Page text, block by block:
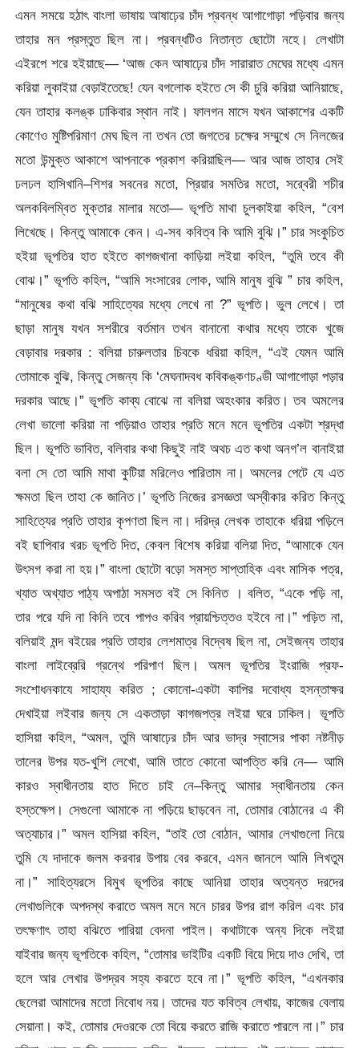
এমন সময়ে হঠাৎ বাংলা ভাষায় আষাঢ়ের চাঁদ প্রবন্ধ আগাগোড়া পড়িবার জন্য
তাহার মন প্রস্তুত ছিল না। প্রবন্ধটিও নিতান্ত ছোটো নহে। লেখাটা
এইরপে শরে হইয়াছে— ‘আজ কেন আষাঢ়ের চাঁদ সারারাত মেঘের মধ্যে এমন
করিয়া লুকাইয়া বেড়াইতেছে! যেন বগলোক হইতে সে কী চুরি করিয়া আনিয়াছে,
যেন তাহার কলঙ্ক ঢাকিবার স্থান নাই। ফালগন মাসে যখন আকাশের একটি
কোণেও মুষ্টিপরিমাণ মেঘ ছিল না তখন তো জগতের চক্ষের সম্মুখে সে নিলজের
মতো উন্মুক্ত আকাশে আপনাকে প্রকাশ করিয়াছিল— আর আজ তাহার সেই
ঢলঢল হাসিখানি–শিশর সবনের মতো, প্রিয়ার সমতির মতো, সরে্বরী শচীর
অলকবিলম্বিত মুক্তার মালার মতো— ভূপতি মাথা চুলকাইয়া কহিল, “বেশ
লিখেছে। কিন্তু আমাকে কেন। এ-সব কবিত্ব কি আমি বুঝি।” চার সংকুচিত
হইয়া ভূপতির হাত হইতে কাগজখানা কাড়িয়া লইয়া কহিল, “তুমি তবে কী
বোঝ।” ভূপতি কহিল, “আমি সংসারের লোক, আমি মানুষ বুঝি ” চার কহিল,
“মানুষের কথা বঝি সাহিত্যের মধ্যে লেখে না ?” ভূপতি। ভুল লেখে। তা
ছাড়া মানুষ যখন সশরীরে বর্তমান তখন বানানো কথার মধ্যে তাকে খুজে
বেড়াবার দরকার : বলিয়া চারুলতার চিবকে ধরিয়া কহিল, “এই যেমন আমি
তোমাকে বুঝি, কিন্তু সেজন্য কি ‘মেঘনাদবধ কবিকঙ্কণচণ্ডী আগাগোড়া পড়ার
দরকার আছে।” ভূপতি কাব্য বোঝে না বলিয়া অহংকার করিত। তব অমলের
লেখা ভালো করিয়া না পড়িয়াও তাহার প্রতি মনে মনে ভূপতির একটা শ্রদ্ধা
ছিল। ভূপতি ভাবিত, বলিবার কথা কিছুই নাই অথচ এত কথা অনগ’ল বানাইয়া
বলা সে তো আমি মাথা কুটিয়া মরিলেও পারিতাম না। অমলের পেটে যে এত
ক্ষমতা ছিল তাহা কে জানিত।’ ভূপতি নিজের রসজ্ঞতা অস্বীকার করিত কিন্তু
সাহিত্যের প্রতি তাহার কৃপণতা ছিল না। দরিদ্র লেখক তাহাকে ধরিয়া পড়িলে
বই ছাপিবার খরচ ভূপতি দিত, কেবল বিশেষ করিয়া বলিয়া দিত, “আমাকে যেন
উৎসগ করা না হয়।” বাংলা ছোটো বড়ো সমস্ত সাপ্তাহিক এবং মাসিক পত্র,
খ্যাত অখ্যাত পাঠ্য অপাঠা সমসত বই সে কিনিত । বলিত, “একে পড়ি না,
তার পরে যদি না কিনি তবে পাপও করিব প্রায়শ্চিত্তও হইবে না।” পড়িত না,
বলিয়াই মন্দ বইয়ের প্রতি তাহার লেশমাত্র বিদ্বেষ ছিল না, সেইজন্য তাহার
বাংলা লাইব্রেরি গ্রন্থে পরিপাণ ছিল। অমল ভূপতির ইংরাজি প্রফ-
সংশোধনকাযে সাহায্য করিত ; কোনো-একটা কাপির দবোধ্য হসন্তাক্ষর
দেখাইয়া লইবার জন্য সে একতাড়া কাগজপত্র লইয়া ঘরে ঢাকিল। ভূপতি
হাসিয়া কহিল, “অমল, তুমি আষাঢ়ের চাঁদ আর ভাদ্র স্বাসের পাকা নষ্টনীড়
তালের উপর যত-খুশি লেখো, আমি তাতে কোনো আপত্তি করি নে— আমি
কারও স্বাধীনতায় হাত দিতে চাই নে–কিন্তু আমার স্বাধীনতায় কেন
হস্তক্ষেপ। সেগুলো আমাকে না পড়িয়ে ছাড়বেন না, তোমার বোঠানের এ কী
অত্যাচার।” অমল হাসিয়া কহিল, “তাই তো বোঠান, আমার লেখাগুলো নিয়ে
তুমি যে দাদাকে জলম করবার উপায় বের করবে, এমন জানলে আমি লিখতুম
না।” সাহিত্যরসে বিমুখ ভূপতির কাছে আনিয়া তাহার অত্যন্ত দরদের
লেখাগুলিকে অপদস্থ করাতে অমল মনে মনে চারর উপর রাগ করিল এবং চার
তৎক্ষণাৎ তাহা বঝিতে পারিয়া বেদনা পাইল। কথাটাকে অন্য দিকে লইয়া
যাইবার জন্য ভূপতিকে কহিল, “তোমার ভাইটির একটি বিয়ে দিয়ে দাও দেখি, তা
হলে আর লেখার উপদ্রব সহ্য করতে হবে না।” ভূপতি কহিল, “এখনকার
ছেলেরা আমাদের মতো নিবোধ নয়। তাদের যত কবিত্ব লেখায়, কাজের বেলায়
সেয়ানা। কই, তোমার দেওরকে তো বিয়ে করতে রাজি করাতে পারলে না।” চার